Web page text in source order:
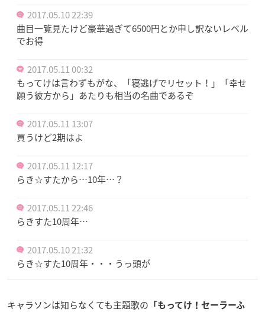
2017.05.10 22:39
曲目一覧見たけど豪華過ぎて6500円とか申し訳ないレベル
でお得
2017.05.11 00:32
もってけは言わずもがな、「寝逃げでリセット！」「幸せ
願う彼方から」あたりも相当の名曲であるぞ
2017.05.11 13:07
買うけど2期はよ
2017.05.11 12:17
らき☆すたから…10年…？
2017.05.11 22:46
らきすた10周年…
2017.05.10 21:32
らき☆すた10周年・・・うっ頭が
キャラソンは知らなくても主題歌の 「もってけ！セーラーふ